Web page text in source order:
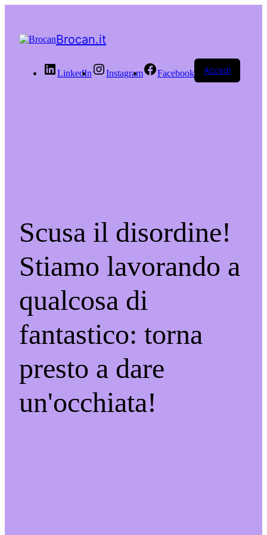
Brocan.it
LinkedIn Instagram Facebook Accedi
Scusa il disordine!
Stiamo lavorando a
qualcosa di
fantastico: torna
presto a dare
un'occhiata!